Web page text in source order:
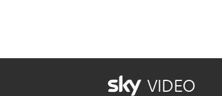
VIDEO